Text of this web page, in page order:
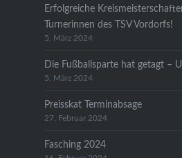
Erfolgreiche
Turnerinnen des TSV Vordorfs!
5. März 2024
Die Fußballsparte hat getagt –
5. März 2024
Preisskat Terminabsage
27. Februar 2024
Fasching 2024